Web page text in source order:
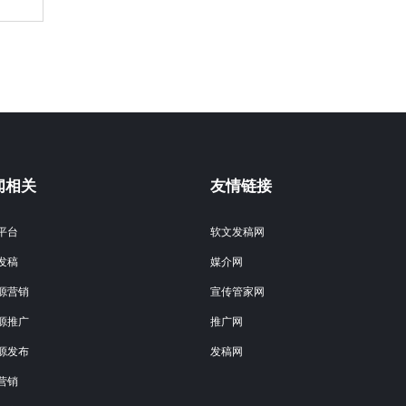
相关
台
稿
营销
推广
发布
销
友情链接
软文发稿网
媒介网
宣传管家网
推广网
发稿网